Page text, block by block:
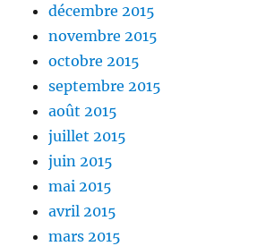
décembre 2015
novembre 2015
octobre 2015
septembre 2015
août 2015
juillet 2015
juin 2015
mai 2015
avril 2015
mars 2015